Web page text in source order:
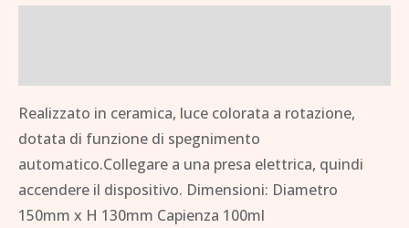
Realizzato in ceramica, luce colorata a rotazione,
dotata di funzione di spegnimento
automatico.Collegare a una presa elettrica, quindi
accendere il dispositivo. Dimensioni: Diametro
150mm x H 130mm Capienza 100ml